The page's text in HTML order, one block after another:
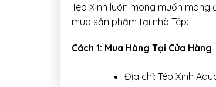
Tép Xinh luôn mong muốn
mua sản phẩm tại nhà Tép:
Cách 1: Mua Hàng Tại Cửa Hàng
Địa chỉ: Tép Xinh